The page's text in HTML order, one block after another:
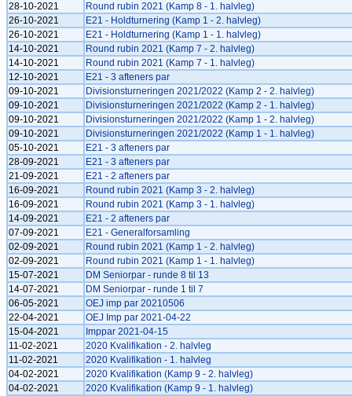
28-10-2021
Round rubin 2021 (Kamp 8 - 1. halvleg)
26-10-2021
E21 - Holdturnering (Kamp 1 - 2. halvleg)
26-10-2021
E21 - Holdturnering (Kamp 1 - 1. halvleg)
14-10-2021
Round rubin 2021 (Kamp 7 - 2. halvleg)
14-10-2021
Round rubin 2021 (Kamp 7 - 1. halvleg)
12-10-2021
E21 - 3 afteners par
09-10-2021
Divisionsturneringen 2021/2022 (Kamp 2 - 2. halvleg)
09-10-2021
Divisionsturneringen 2021/2022 (Kamp 2 - 1. halvleg)
09-10-2021
Divisionsturneringen 2021/2022 (Kamp 1 - 2. halvleg)
09-10-2021
Divisionsturneringen 2021/2022 (Kamp 1 - 1. halvleg)
05-10-2021
E21 - 3 afteners par
28-09-2021
E21 - 3 afteners par
21-09-2021
E21 - 2 afteners par
16-09-2021
Round rubin 2021 (Kamp 3 - 2. halvleg)
16-09-2021
Round rubin 2021 (Kamp 3 - 1. halvleg)
14-09-2021
E21 - 2 afteners par
07-09-2021
E21 - Generalforsamling
02-09-2021
Round rubin 2021 (Kamp 1 - 2. halvleg)
02-09-2021
Round rubin 2021 (Kamp 1 - 1. halvleg)
15-07-2021
DM Seniorpar - runde 8 til 13
14-07-2021
DM Seniorpar - runde 1 til 7
06-05-2021
OEJ imp par 20210506
22-04-2021
OEJ Imp par 2021-04-22
15-04-2021
Imppar 2021-04-15
11-02-2021
2020 Kvalifikation - 2. halvleg
11-02-2021
2020 Kvalifikation - 1. halvleg
04-02-2021
2020 Kvalifikation (Kamp 9 - 2. halvleg)
04-02-2021
2020 Kvalifikation (Kamp 9 - 1. halvleg)